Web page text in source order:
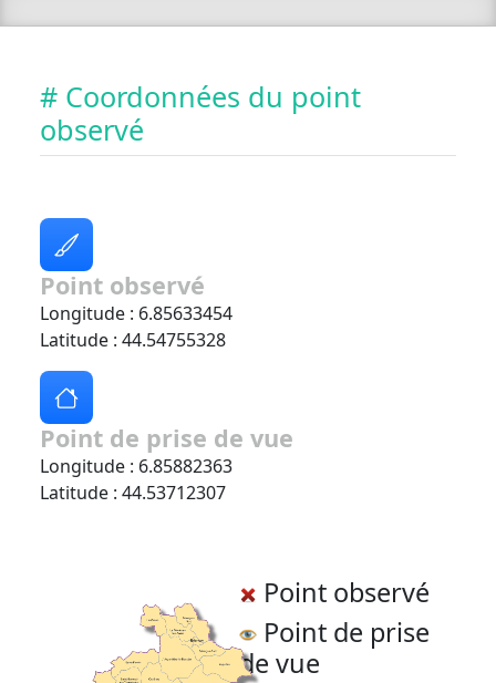
# Coordonnées du point
observé
Point observé
Longitude : 6.85633454
Latitude : 44.54755328
Point de prise de vue
Longitude : 6.85882363
Latitude : 44.53712307
Point observé
Point de prise
de vue